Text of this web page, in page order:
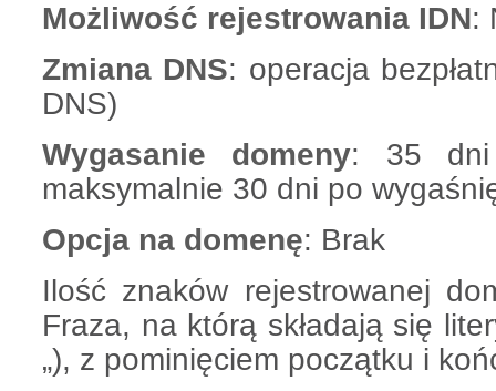
Możliwość rejestrowania IDN:
Zmiana DNS: operacja
DNS)
Wygasanie domeny: 35 dni
maksymalnie 30 dni po
Opcja na domenę: Brak
Ilość znaków rejestrowanej
Fraza, na którą składają się
„), z pominięciem początku i